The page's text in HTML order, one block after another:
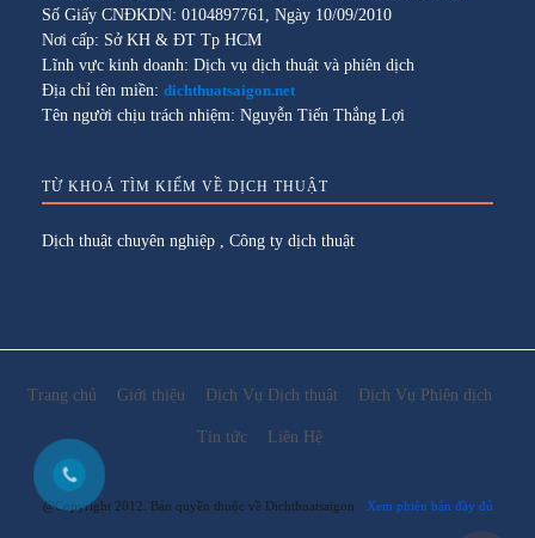
Số Giấy CNĐKDN: 0104897761, Ngày 10/09/2010
Nơi cấp: Sở KH & ĐT Tp HCM
Lĩnh vực kinh doanh: Dịch vụ dịch thuật và phiên dịch
Địa chỉ tên miền: dichthuatsaigon.net
Tên người chịu trách nhiệm: Nguyễn Tiến Thắng Lợi
TỪ KHOÁ TÌM KIẾM VỀ DỊCH THUẬT
Dịch thuật chuyên nghiệp Công ty dịch thuật
Trang chủ Giới thiệu Dịch Vụ Dịch thuật Dịch Vụ Phiên dịch
Tin tức Liên Hệ
@Copyright 2012. Bản quyền thuộc về Dichthuatsaigon Xem phiên bản đầy đủ